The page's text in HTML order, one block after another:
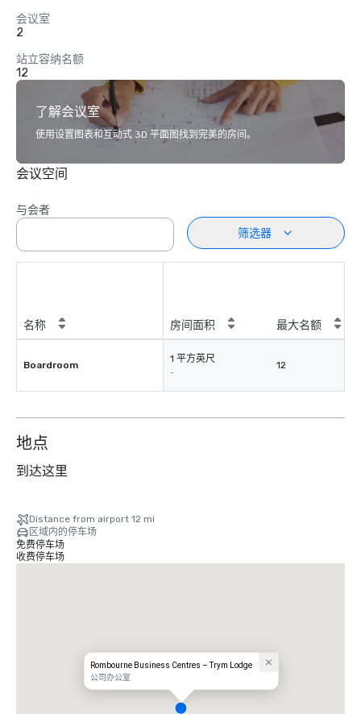
会议室
2
站立容纳名额
12
了解会议室
使用设置图表和互动式 3D 平面图找到完美的房间。
会议空间
与会者
筛选器
名称 房间面积 最大名额
Boardroom
1 平方英尺
-
12
地点
到达这里
Distance from airport 12 mi
区域内的停车场
免费停车场
收费停车场
Rombourne Business Centres – Trym Lodge
公司办公室